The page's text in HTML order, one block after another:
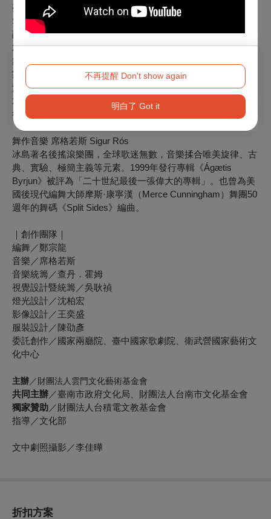
不再提醒 Don't show again
明白了 Got it
亮》結合人文、科技、當代、未來，國際專業舞蹈評論網站
Seeing Dance稱這個作品「兇猛而美麗」。2020年《定光》
融合身體與自然，舞評譽為「雕琢精緻，值得一看再看」。
2022年《霞》，以薩克斯風版的巴赫無伴奏《大提琴組曲》入
舞，讓舞者用身體訴說個人生命，2023 年與日本新媒體藝術
家真鍋大度合作的《波》，運用科技突破律動限制，勾引身體
深層動能。
2020年鄭宗龍與阿喀郎．汗、威廉．佛塞等，同時入選英國羅
德里奇出版的「50位當代編舞家」。
舞作音樂 席格若斯 Sigur Rós
冰島著名後搖滾樂團，全球歌迷無數，音樂揉合唯美旋律、古
典、實驗、極簡主義等元素。1999年發行專輯《Ágætis
Byrjun》被評為「二十世紀最後一張偉大的專輯」。也曾為美
國後現代編舞大師摩斯·康寧漢（Merce Cunningham）舞團50
週年的舞碼《Split Sides》編曲。
｜ 創作團隊｜
編舞／鄭宗龍
音樂／席格若斯
音樂統籌／查丹．霍姆
視覺設計暨統籌／吳耿禎
燈光設計／沈柏宏
影像設計／王奕盛
服裝設計／陳劭彥
委託創作／國家兩廳院、臺中國家歌劇院、衛武營國家藝術文
化中心
主辦／財團法人雲門文化藝術基金會
共同主辦 ／臺南市政府文化局、財團法人台南市文化基金會
獨家贊助 ／財團法人台積電文教基金會
指導 ／文化部
文中劇照攝影／李佳曄
折扣方案